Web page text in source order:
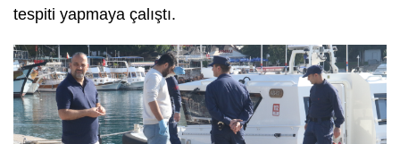
tespiti yapmaya çalıştı.